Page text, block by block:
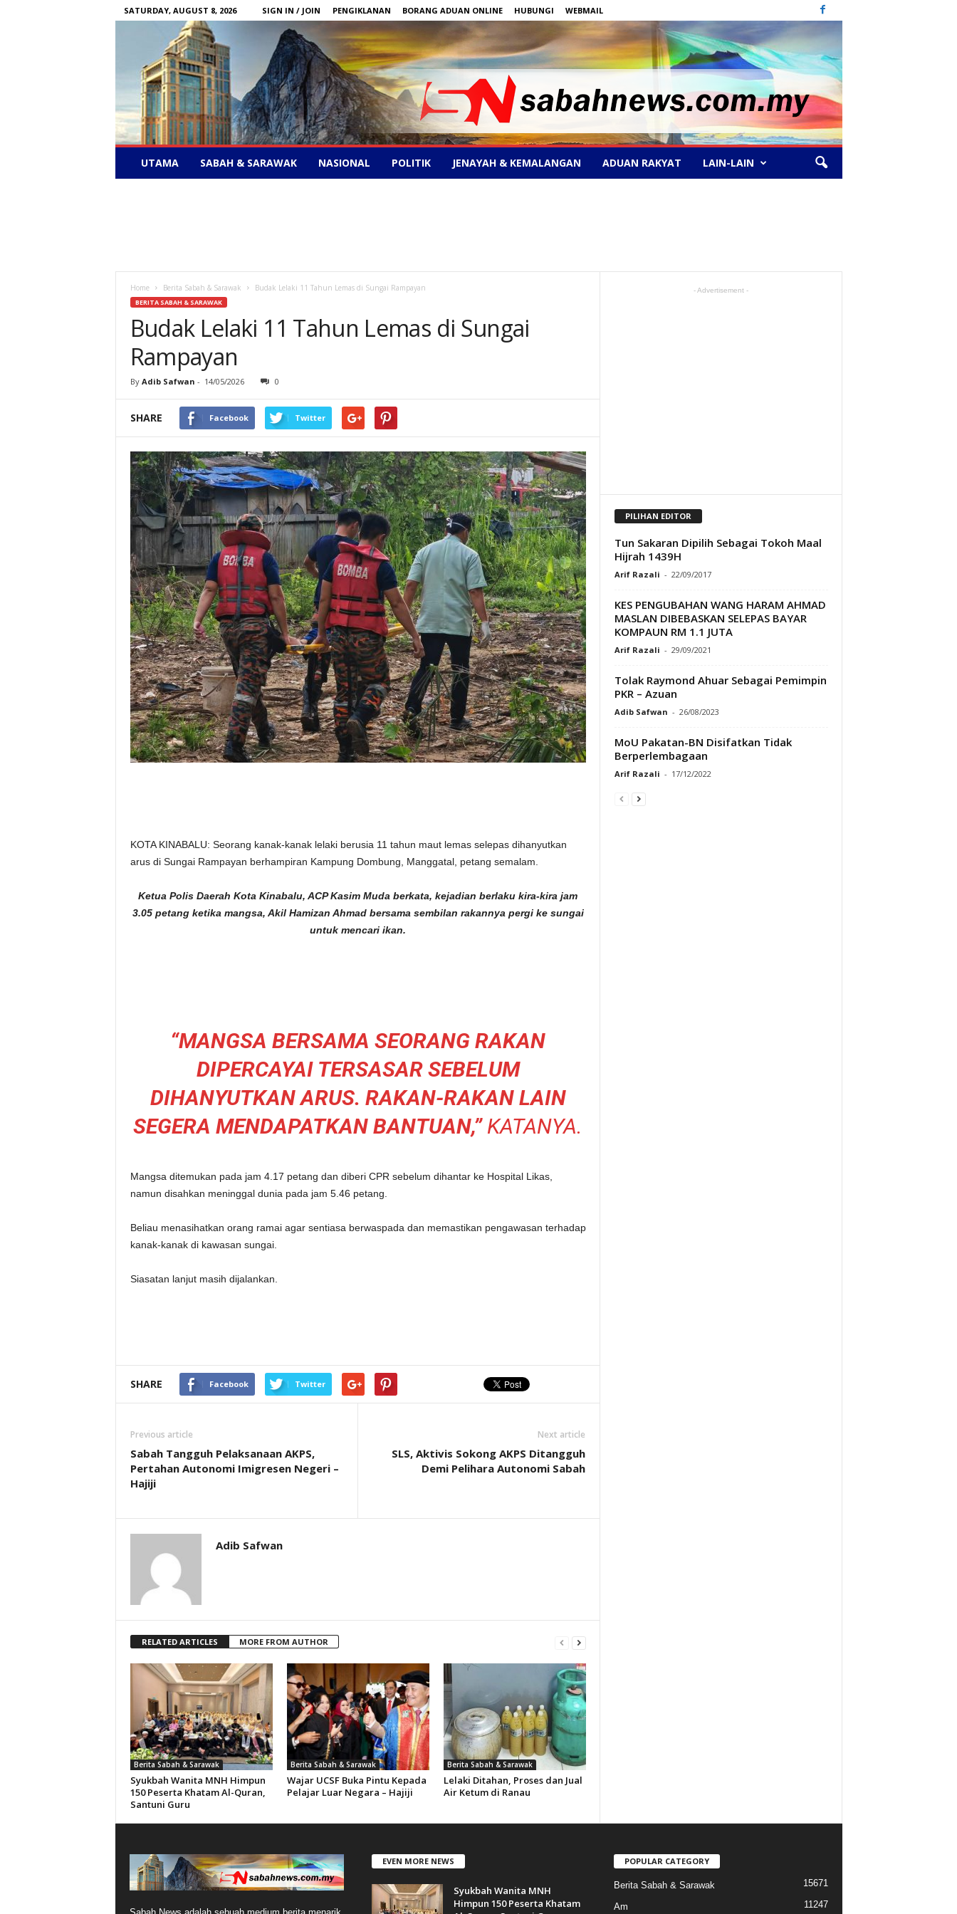
SATURDAY, AUGUST 8, 2026 SIGN IN / JOIN PENGIKLANAN BORANG ADUAN ONLINE HUBUNGI WEBMAIL
–
UTAMA SABAH & SARAWAK NASIONAL POLITIK JENAYAH & KEMALANGAN ADUAN RAKYAT LAIN-LAIN
Home Berita Sabah & Sarawak Budak Lelaki 11 Tahun Lemas di Sungai Rampayan
BERITA SABAH & SARAWAK
Budak Lelaki 11 Tahun Lemas di Sungai
Rampayan
By Adib Safwan - 14/05/2026 0
SHARE Facebook Twitter
KOTA KINABALU: Seorang kanak-kanak lelaki berusia 11 tahun maut lemas selepas dihanyutkan
arus di Sungai Rampayan berhampiran Kampung Dombung, Manggatal, petang semalam.
Ketua Polis Daerah Kota Kinabalu, ACP Kasim Muda berkata, kejadian berlaku kira-kira jam
3.05 petang ketika mangsa, Akil Hamizan Ahmad bersama sembilan rakannya pergi ke sungai
untuk mencari ikan.
“MANGSA BERSAMA SEORANG RAKAN
DIPERCAYAI TERSASAR SEBELUM
DIHANYUTKAN ARUS. RAKAN-RAKAN LAIN
SEGERA MENDAPATKAN BANTUAN,”KATANYA.
Mangsa ditemukan pada jam 4.17 petang dan diberi CPR sebelum dihantar ke Hospital Likas,
namun disahkan meninggal dunia pada jam 5.46 petang.
Beliau menasihatkan orang ramai agar sentiasa berwaspada dan memastikan pengawasan terhadap
kanak-kanak di kawasan sungai.
Siasatan lanjut masih dijalankan.
SHARE Facebook Twitter
Previous article
Sabah Tangguh Pelaksanaan AKPS,
Pertahan Autonomi Imigresen Negeri –
Hajiji
Next article
SLS, Aktivis Sokong AKPS Ditangguh
Demi Pelihara Autonomi Sabah
Adib Safwan
RELATED ARTICLES MORE FROM AUTHOR
Berita Sabah & Sarawak
Syukbah Wanita MNH Himpun
150 Peserta Khatam Al-Quran,
Santuni Guru
Berita Sabah & Sarawak
Wajar UCSF Buka Pintu Kepada
Pelajar Luar Negara – Hajiji
Berita Sabah & Sarawak
Lelaki Ditahan, Proses dan Jual
Air Ketum di Ranau
- Advertisement -
PILIHAN EDITOR
Tun Sakaran Dipilih Sebagai Tokoh Maal
Hijrah 1439H
Arif Razali - 22/09/2017
KES PENGUBAHAN WANG HARAM AHMAD
MASLAN DIBEBASKAN SELEPAS BAYAR
KOMPAUN RM 1.1 JUTA
Arif Razali - 29/09/2021
Tolak Raymond Ahuar Sebagai Pemimpin
PKR – Azuan
Adib Safwan - 26/08/2023
MoU Pakatan-BN Disifatkan Tidak
Berperlembagaan
Arif Razali - 17/12/2022
EVEN MORE NEWS
Syukbah Wanita MNH
Himpun 150 Peserta Khatam
POPULAR CATEGORY
Berita Sabah & Sarawak 15671
Am 11247